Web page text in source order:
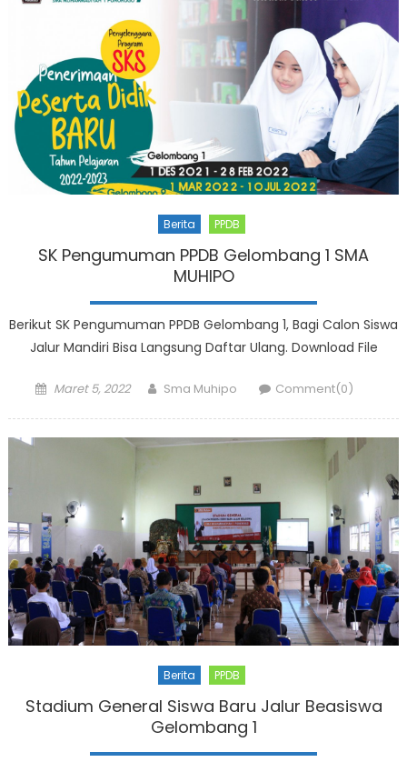
Berita PPDB
SK Pengumuman PPDB Gelombang 1 SMA
MUHIPO
Berikut SK Pengumuman PPDB Gelombang 1, Bagi Calon Siswa
Jalur Mandiri Bisa Langsung Daftar Ulang. Download File
Posted
Maret 5, 2022 Author
Sma Muhipo Comment(0)
Berita PPDB
Stadium General Siswa Baru Jalur Beasiswa
Gelombang 1